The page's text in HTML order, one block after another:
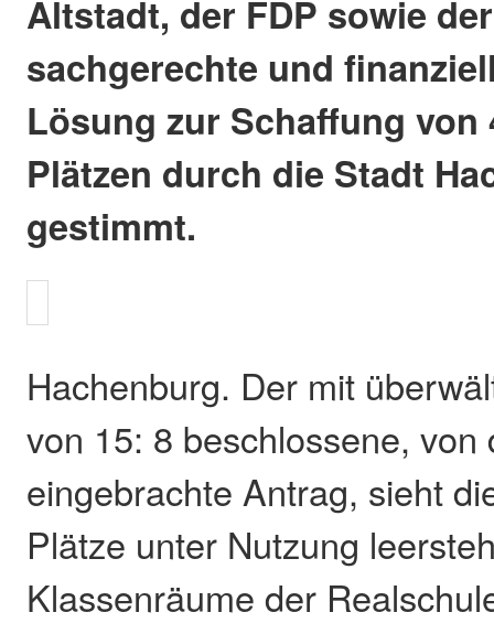
Altstadt, der FDP sowie
sachgerechte und
Lösung zur Schaffung von
Plätzen durch die Stadt
gestimmt.
Hachenburg. Der mit
von 15: 8 beschlossene,
eingebrachte Antrag, sieht
Plätze unter Nutzung
Klassenräume der